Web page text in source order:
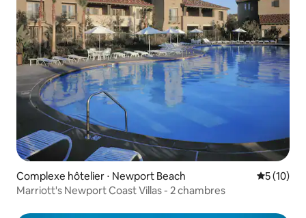
Complexe hôtelier ⋅ Newport Beach
5 (10)
Marriott's Newport Coast Villas - 2 chambres